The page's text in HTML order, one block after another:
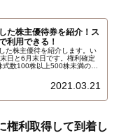
た株主優待券を紹介！ス
利用できる！
た株主優待を紹介します。い
日と6月末日です。権利確定
数100株以上500株未満の場
円相当です。詳しくはこち
2021.03.21
権利取得して到着し